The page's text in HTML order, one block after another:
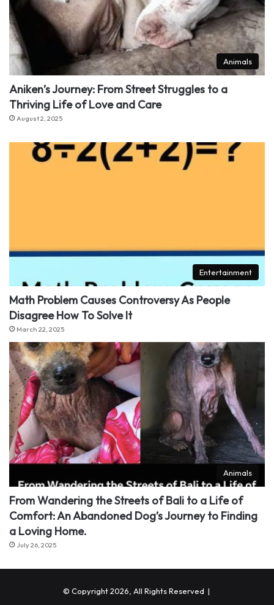
Animals
Aniken’s Journey: From Street Struggles to a
Thriving Life of Love and Care
August 2, 2025
Entertainment
Math Problem Causes Controversy As People
Disagree How To Solve It
March 22, 2025
Animals
From Wandering the Streets of Bali to a Life of
Comfort: An Abandoned Dog’s Journey to Finding
a Loving Home.
July 26, 2025
© Copyright 2026, All Rights Reserved |